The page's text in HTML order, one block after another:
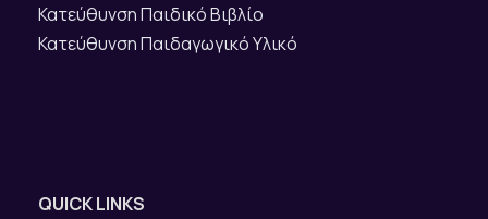
Κατεύθυνση Παιδικό Βιβλίο
Κατεύθυνση Παιδαγωγικό Υλικό
QUICK LINKS